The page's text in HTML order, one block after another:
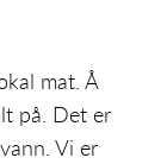
mat. Å
på. Det er
Vi er